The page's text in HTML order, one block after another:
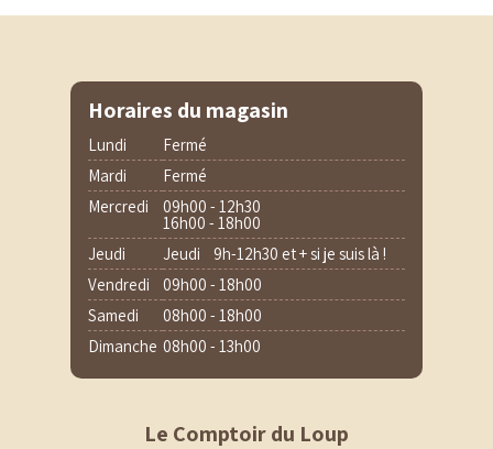
Horaires du magasin
Lundi
Fermé
Mardi
Fermé
Mercredi
09h00 - 12h30
16h00 - 18h00
Jeudi
Jeudi 9h-12h30 et + si je suis là !
Vendredi
09h00 - 18h00
Samedi
08h00 - 18h00
Dimanche 08h00 - 13h00
Le Comptoir du Loup